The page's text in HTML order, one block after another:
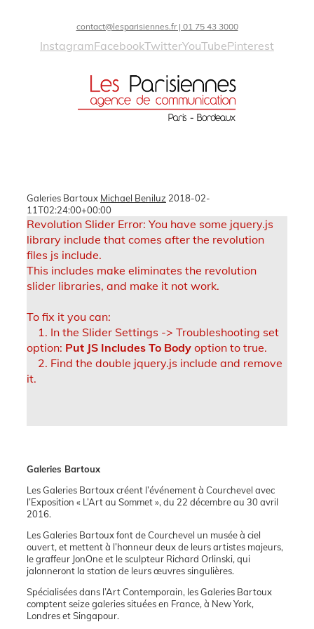
contact@lesparisiennes.fr | 01 75 43 3000
InstagramFacebookTwitterYouTubePinterest
Galeries Bartoux Michael Beniluz 2018-02-
11T02:24:00+00:00
Revolution Slider Error: You have some jquery.js
library include that comes after the revolution
files js include.
This includes make eliminates the revolution
slider libraries, and make it not work.
To fix it you can:
1. In the Slider Settings -> Troubleshooting set
option: Put JS Includes To Body option to true.
2. Find the double jquery.js include and remove
it.
Galeries Bartoux
Les Galeries Bartoux créent l’événement à Courchevel avec
l’Exposition « L’Art au Sommet », du 22 décembre au 30 avril
2016.
Les Galeries Bartoux font de Courchevel un musée à ciel
ouvert, et mettent à l’honneur deux de leurs artistes majeurs,
le graffeur JonOne et le sculpteur Richard Orlinski, qui
jalonneront la station de leurs œuvres singulières.
Spécialisées dans l’Art Contemporain, les Galeries Bartoux
comptent seize galeries situées en France, à New York,
Londres et Singapour.